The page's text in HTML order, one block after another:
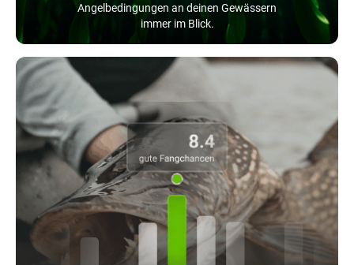
Angelbedingungen an deinen Gewässern
immer im Blick.